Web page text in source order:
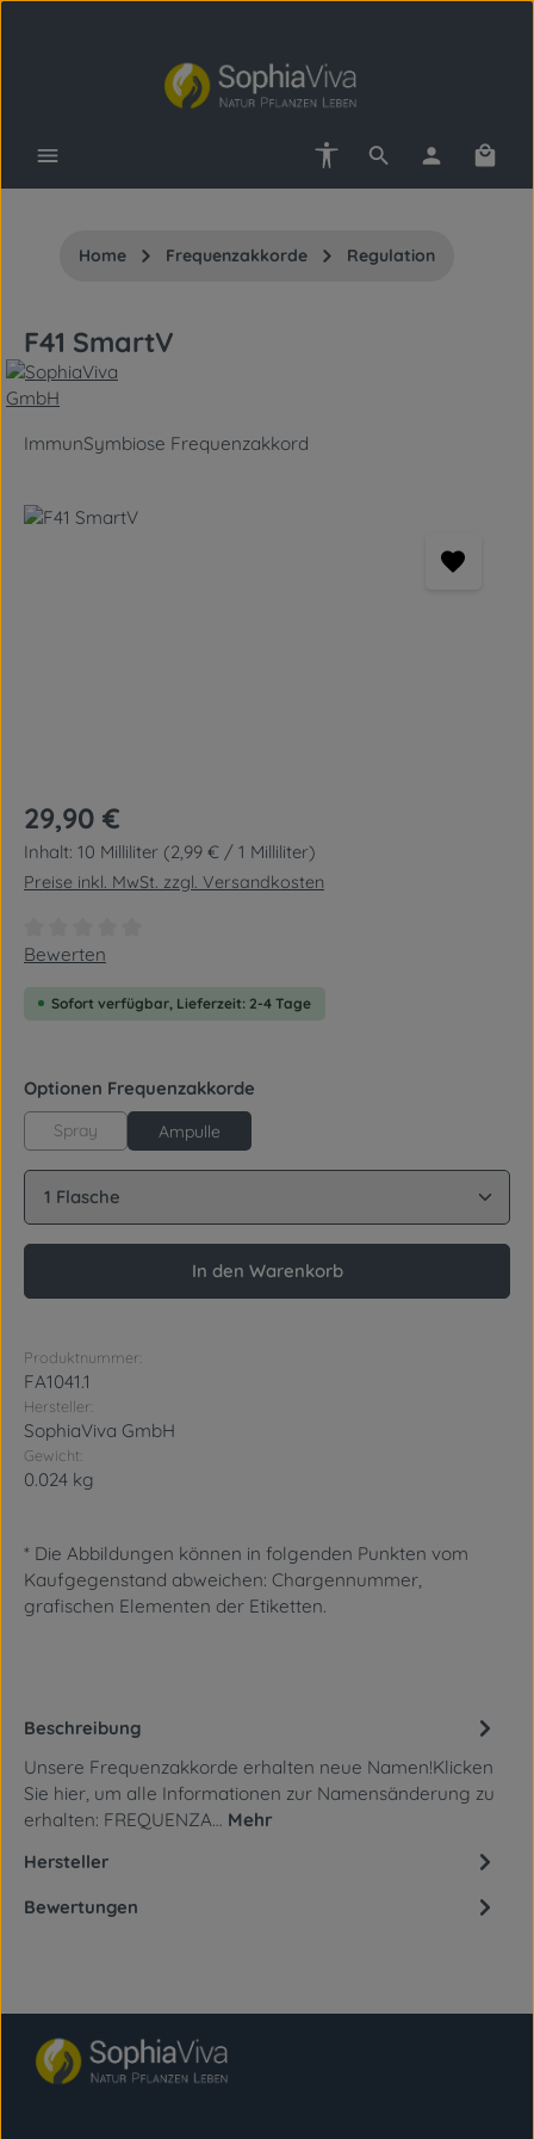
Zum Hauptinhalt springen
Werkzeugleiste anzeigen
Home Frequenzakkorde Regulation
F41 SmartV
ImmunSymbiose Frequenzakkord
Bildergalerie überspringen
Regulärer Preis:
29,90 €
Inhalt: 10 Milliliter (2,99 € / 1 Milliliter)
Preise inkl. MwSt. zzgl. Versandkosten
Durchschnittliche Bewertung von 0 von 5 Sternen
Bewerten
Sofort verfügbar, Lieferzeit: 2-4 Tage
Optionen Frequenzakkorde
Spray Ampulle
Produkt Anzahl: Gib den gewünschten Wert ein
In den Warenkorb
Produktnummer:
FA1041.1
Hersteller:
SophiaViva GmbH
Gewicht:
0.024 kg
* Die Abbildungen können in folgenden Punkten vom
Kaufgegenstand abweichen: Chargennummer,
grafischen Elementen der Etiketten.
Beschreibung
Unsere Frequenzakkorde erhalten neue Namen!Klicken
Sie hier, um alle Informationen zur Namensänderung zu
erhalten: FREQUENZA… Mehr
Hersteller
Bewertungen